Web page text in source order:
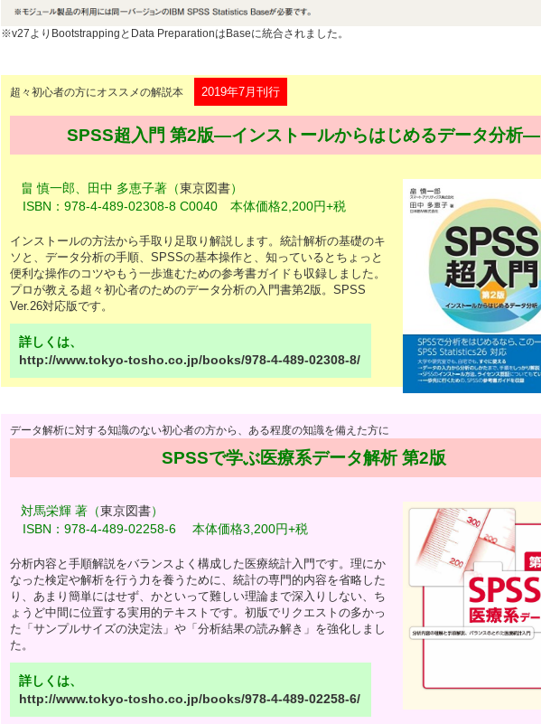
※v27よりBootstrappingとData PreparationはBaseに統合されました。
超々初心者の方にオススメの解説本 2019年7月刊行
SPSS超入門 第2版―インストールからはじめるデータ分析―
畠 慎一郎、田中 多恵子著（東京図書）
ISBN：978-4-489-02308-8 C0040 本体価格2,200円+税
インストールの方法から手取り足取り解説します。統計解析の基礎のキ
ソと、データ分析の手順、SPSSの基本操作と、知っているとちょっと
便利な操作のコツやもう一歩進むための参考書ガイドも収録しました。
プロが教える超々初心者のためのデータ分析の入門書第2版。SPSS
Ver.26対応版です。
詳しくは、
http://www.tokyo-tosho.co.jp/books/978-4-489-02308-8/
データ解析に対する知識のない初心者の方から、ある程度の知識を備えた方に
SPSSで学ぶ医療系データ解析 第2版
対馬栄輝 著（東京図書）
ISBN：978-4-489-02258-6 本体価格3,200円+税
分析内容と手順解説をバランスよく構成した医療統計入門です。理にか
なった検定や解析を行う力を養うために、統計の専門的内容を省略した
り、あまり簡単にはせず、かといって難しい理論まで深入りしない、ち
ょうど中間に位置する実用的テキストです。初版でリクエストの多かっ
た「サンプルサイズの決定法」や「分析結果の読み解き」を強化しまし
た。
詳しくは、
http://www.tokyo-tosho.co.jp/books/978-4-489-02258-6/